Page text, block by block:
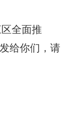
全面推
给你们，请